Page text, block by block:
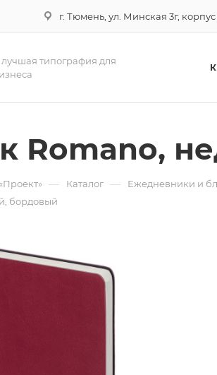
г. Тюмень, ул. Минская 3г, корпус
типография для
Romano,
— Каталог — Ежедневники и
бордовый